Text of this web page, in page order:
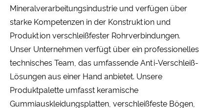
Mineralverarbeitungsindustrie und verfügen über
starke Kompetenzen in der Konstruktion und
Produktion verschleißfester Rohrverbindungen.
Unser Unternehmen verfügt über ein professionelles
technisches Team, das umfassende Anti-Verschleiß-
Lösungen aus einer Hand anbietet. Unsere
Produktpalette umfasst keramische
Gummiauskleidungsplatten, verschleißfeste Bögen,